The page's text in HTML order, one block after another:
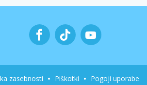
zasebnosti Piškotki Pogoji uporabe